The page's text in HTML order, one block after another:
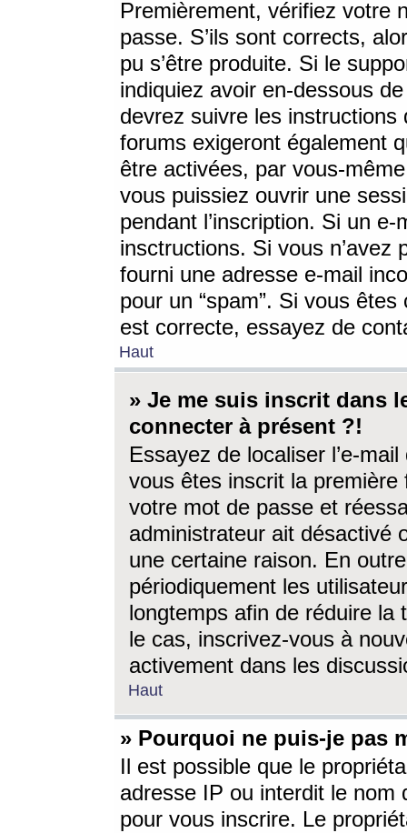
Premièrement, vérifiez votre
passe. S’ils sont corrects,
pu s’être produite. Si le
indiquiez avoir en-dessous
devrez suivre les
forums exigeront également
être activées, par vous-
vous puissiez ouvrir une
pendant l’inscription. Si un
insctructions. Si vous n’avez
fourni une adresse e-mail
pour un “spam”. Si vous
est correcte, essayez de
Haut
» Je me suis inscrit dans
connecter à présent ?!
Essayez de localiser l’e-
vous êtes inscrit la première
votre mot de passe et
administrateur ait désactivé
une certaine raison. En
périodiquement les
longtemps afin de réduire la
le cas, inscrivez-vous à
activement dans les
Haut
» Pourquoi ne puis-je pas
Il est possible que le
adresse IP ou interdit le nom
pour vous inscrire. Le